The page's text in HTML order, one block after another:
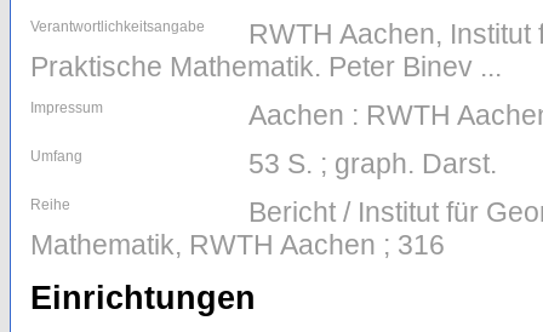
Verantwortlichkeitsangabe
RWTH Aachen,
Praktische Mathematik. Peter Binev ...
Impressum Aachen : RWTH
Umfang 53 S. ; graph. Darst.
Reihe
Bericht / Institut für
Mathematik, RWTH Aachen ; 316
Einrichtungen